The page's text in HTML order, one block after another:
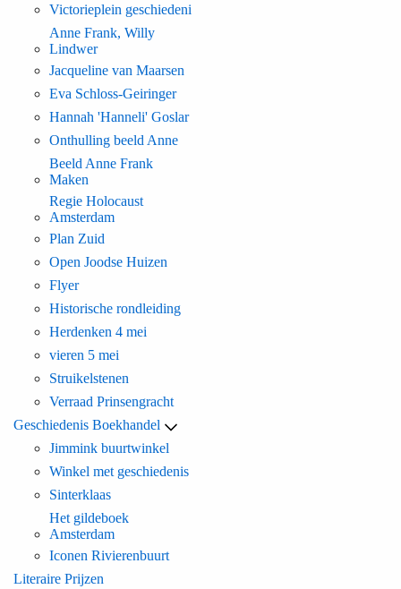
Victorieplein geschiedeni
Anne Frank, Willy
Lindwer
Jacqueline van Maarsen
Eva Schloss-Geiringer
Hannah 'Hanneli' Goslar
Onthulling beeld Anne
Beeld Anne Frank
Maken
Regie Holocaust
Amsterdam
Plan Zuid
Open Joodse Huizen
Flyer
Historische rondleiding
Herdenken 4 mei
vieren 5 mei
Struikelstenen
Verraad Prinsengracht
Geschiedenis Boekhandel
Jimmink buurtwinkel
Winkel met geschiedenis
Sinterklaas
Het gildeboek
Amsterdam
Iconen Rivierenbuurt
Literaire Prijzen